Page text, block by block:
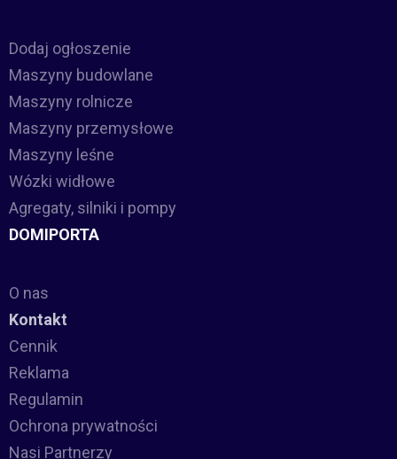
Dodaj ogłoszenie
Maszyny budowlane
Maszyny rolnicze
Maszyny przemysłowe
Maszyny leśne
Wózki widłowe
Agregaty, silniki i pompy
DOMIPORTA
O nas
Kontakt
Cennik
Reklama
Regulamin
Ochrona prywatności
Nasi Partnerzy